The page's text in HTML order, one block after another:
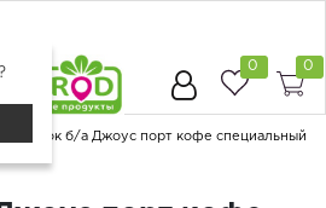
0 0
Напиток б/а Джоус порт кофе специальный